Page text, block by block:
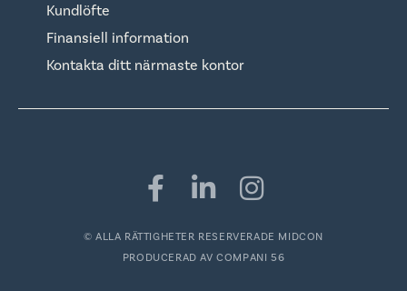
Kundlöfte
Finansiell information
Kontakta ditt närmaste kontor
© ALLA RÄTTIGHETER RESERVERADE MIDCON
PRODUCERAD AVCOMPANI 56